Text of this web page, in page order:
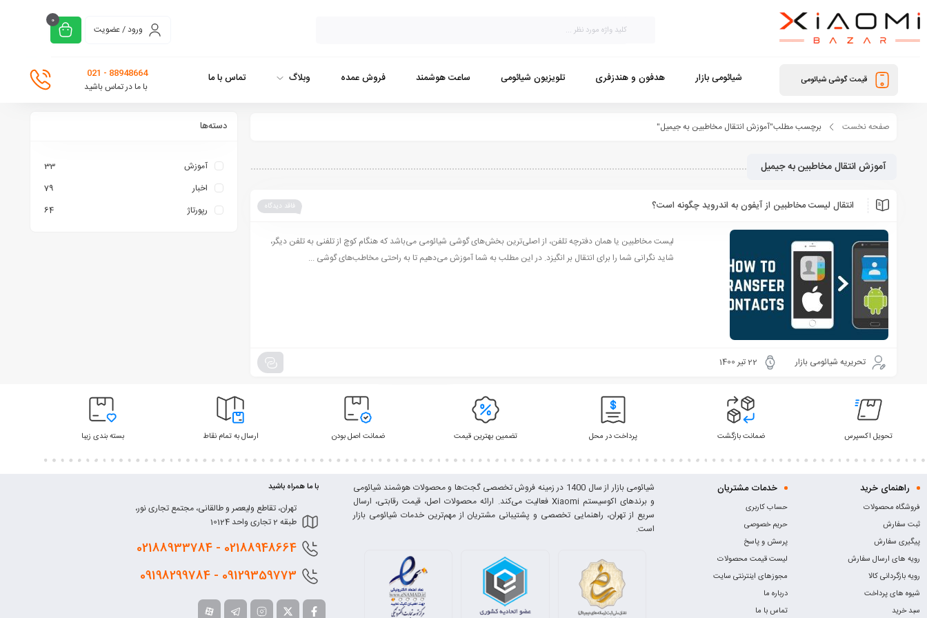
ورود / عضویت
0
قیمت گوشی شیائومی شیائومی بازار هدفون و هندزفری تلویزیون شیائومی ساعت هوشمند فروش عمده وبلاگ تماس با ما
88948664 - 021
با ما در تماس باشید
صفحه نخست برچسب مطلب"آموزش انتقال مخاطبین به جیمیل"
آموزش انتقال مخاطبین به جیمیل
فاقد دیدگاه انتقال لیست مخاطبین از آیفون به اندروید چگونه است؟
لیست مخاطبین یا همان دفترچه تلفن، از اصلی‌ترین بخش‌های گوشی شیائومی می‌باشد که هنگام کوچ از تلفنی به تلفن دیگر،
شاید نگرانی شما را برای انتقال بر انگیزد. در این مطلب به شما آموزش می‌دهیم تا به راحتی مخاطب‌های گوشی ...
تحریریه شیائومی بازار 22 تیر 1400
دسته‌ها
آموزش
33
اخبار
79
رپورتاژ
64
تحویل اکسپرس ضمانت بازگشت پرداخت در محل تضمین بهترین قیمت ضمانت اصل بودن ارسال به تمام نقاط بسته بندی زیبا
راهنمای خرید
فروشگاه محصولات
ثبت سفارش
پیگیری سفارش
رویه های ارسال سفارش
رویه بازگردانی کالا
شیوه های پرداخت
سبد خرید
خدمات مشتریان
حساب کاربری
حریم خصوصی
پرسش و پاسخ
لیست قیمت محصولات
مجوزهای اینترنتی سایت
درباره ما
تماس با ما
شیائومی بازار از سال 1400 در زمینه فروش تخصصی گجت‌ها و محصولات هوشمند شیائومی
و برندهای اکوسیستم Xiaomi فعالیت می‌کند. ارائه محصولات اصل، قیمت رقابتی، ارسال
سریع از تهران، راهنمایی تخصصی و پشتیبانی مشتریان از مهم‌ترین خدمات شیائومی بازار
است.
با ما همراه باشید
تهران، تقاطع ولیعصر و طالقانی، مجتمع تجاری نور،
طبقه 2 تجاری واحد 10124
02188948664 - 02188933784
09129359773 - 09198299784